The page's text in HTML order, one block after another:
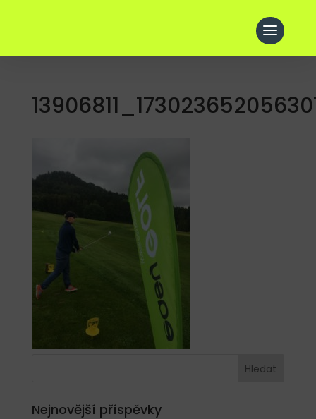
Nejnovější příspěvky